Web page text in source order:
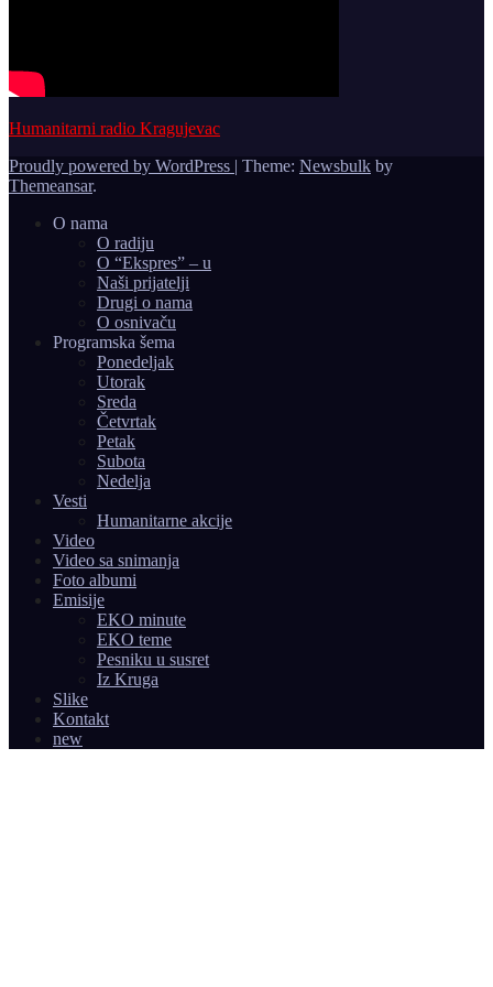
Humanitarni radio Kragujevac
Proudly powered by WordPress | Theme: Newsbulk by
Themeansar.
O nama
O radiju
O “Ekspres” – u
Naši prijatelji
Drugi o nama
O osnivaču
Programska šema
Ponedeljak
Utorak
Sreda
Četvrtak
Petak
Subota
Nedelja
Vesti
Humanitarne akcije
Video
Video sa snimanja
Foto albumi
Emisije
EKO minute
EKO teme
Pesniku u susret
Iz Kruga
Slike
Kontakt
new